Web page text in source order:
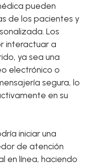
pueden
de los pacientes y
Los
interactuar a
ya sea una
electrónico o
segura, lo
en su
iniciar una
de atención
en línea, haciendo